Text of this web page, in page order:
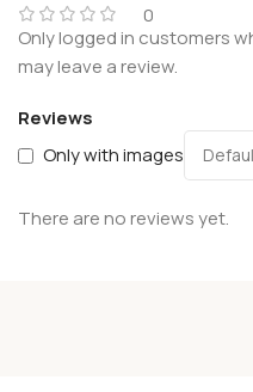
0
Reviews
Only with images
There are no reviews yet.
Only logged in customers
may leave a review.